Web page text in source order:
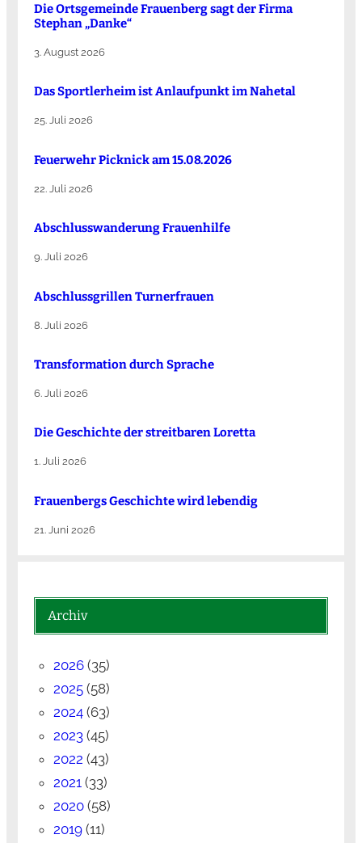
Die Ortsgemeinde Frauenberg sagt der Firma
Stephan „Danke“
3. August 2026
Das Sportlerheim ist Anlaufpunkt im Nahetal
25. Juli 2026
Feuerwehr Picknick am 15.08.2026
22. Juli 2026
Abschlusswanderung Frauenhilfe
9. Juli 2026
Abschlussgrillen Turnerfrauen
8. Juli 2026
Transformation durch Sprache
6. Juli 2026
Die Ge­schich­te der streit­ba­ren Lo­ret­ta
1. Juli 2026
Frauenbergs Geschichte wird lebendig
21. Juni 2026
Archiv
2026(35)
2025(58)
2024(63)
2023(45)
2022 (43)
2021 (33)
2020(58)
2019(11)